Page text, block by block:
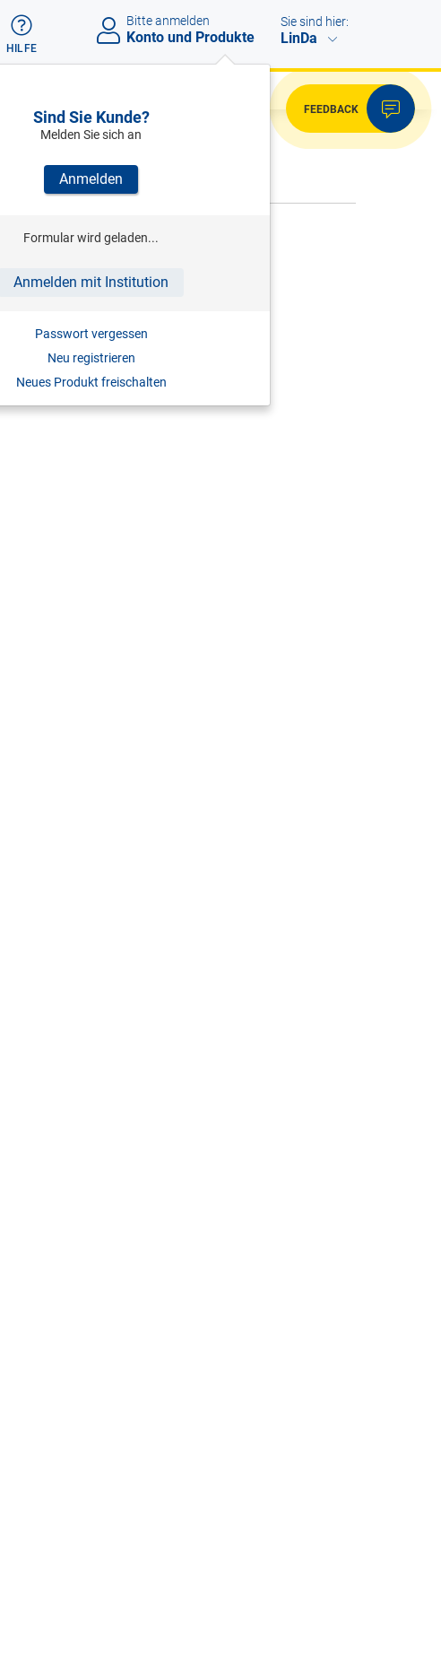
HILFE
Bitte anmelden
Konto und Produkte
Sind Sie Kunde?
Melden Sie sich an
Anmelden
Formular wird geladen...
Anmelden mit Institution
Passwort vergessen
Neu registrieren
Neues Produkt freischalten
Sie sind hier:
LinDa
FEEDBACK
VERWEISE
Bitte melden Sie sich an.